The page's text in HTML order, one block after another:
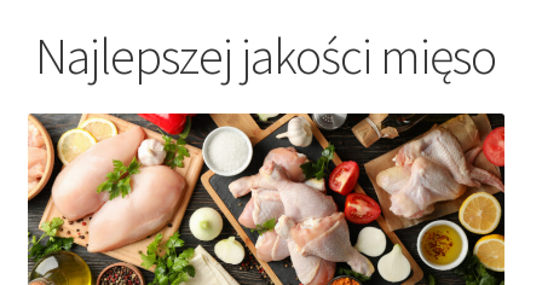
Najlepszej jakości mięso